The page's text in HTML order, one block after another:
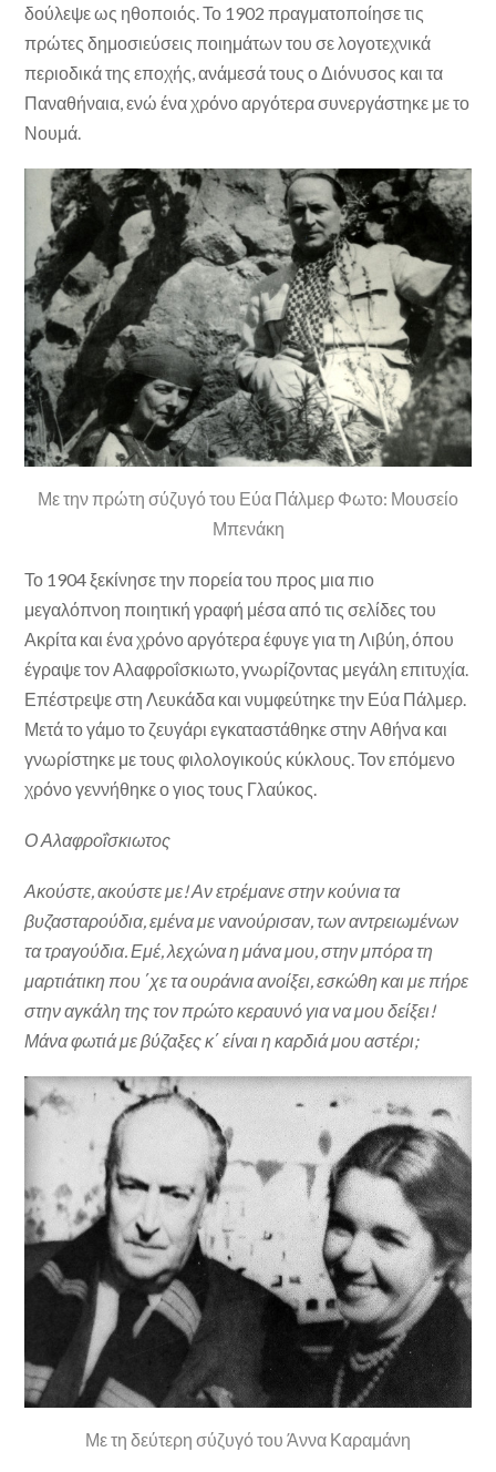
δούλεψε ως ηθοποιός. Το 1902 πραγματοποίησε τις
πρώτες δημοσιεύσεις ποιημάτων του σε λογοτεχνικά
περιοδικά της εποχής, ανάμεσά τους ο Διόνυσος και τα
Παναθήναια, ενώ ένα χρόνο αργότερα συνεργάστηκε με το
Νουμά.
Με την πρώτη σύζυγό του Εύα Πάλμερ Φωτο: Μουσείο
Μπενάκη
Το 1904 ξεκίνησε την πορεία του προς μια πιο
μεγαλόπνοη ποιητική γραφή μέσα από τις σελίδες του
Ακρίτα και ένα χρόνο αργότερα έφυγε για τη Λιβύη, όπου
έγραψε τον Αλαφροΐσκιωτο, γνωρίζοντας μεγάλη επιτυχία.
Επέστρεψε στη Λευκάδα και νυμφεύτηκε την Εύα Πάλμερ.
Μετά το γάμο το ζευγάρι εγκαταστάθηκε στην Αθήνα και
γνωρίστηκε με τους φιλολογικούς κύκλους. Τον επόμενο
χρόνο γεννήθηκε ο γιος τους Γλαύκος.
Ο Αλαφροΐσκιωτος
Ακούστε, ακούστε με! Αν ετρέμανε στην κούνια τα
βυζασταρούδια, εμένα με νανούρισαν, των αντρειωμένων
τα τραγούδια. Εμέ, λεχώνα η μάνα μου, στην μπόρα τη
μαρτιάτικη που ΄χε τα ουράνια ανοίξει, εσκώθη και με πήρε
στην αγκάλη της τον πρώτο κεραυνό για να μου δείξει!
Μάνα φωτιά με βύζαξες κ΄ είναι η καρδιά μου αστέρι;
Με τη δεύτερη σύζυγό του Άννα Καραμάνη